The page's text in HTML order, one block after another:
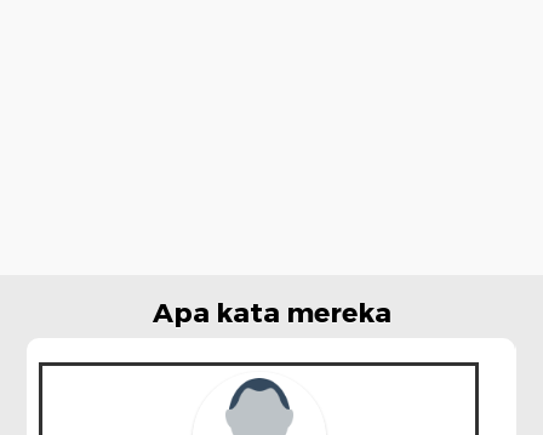
Apa kata mereka